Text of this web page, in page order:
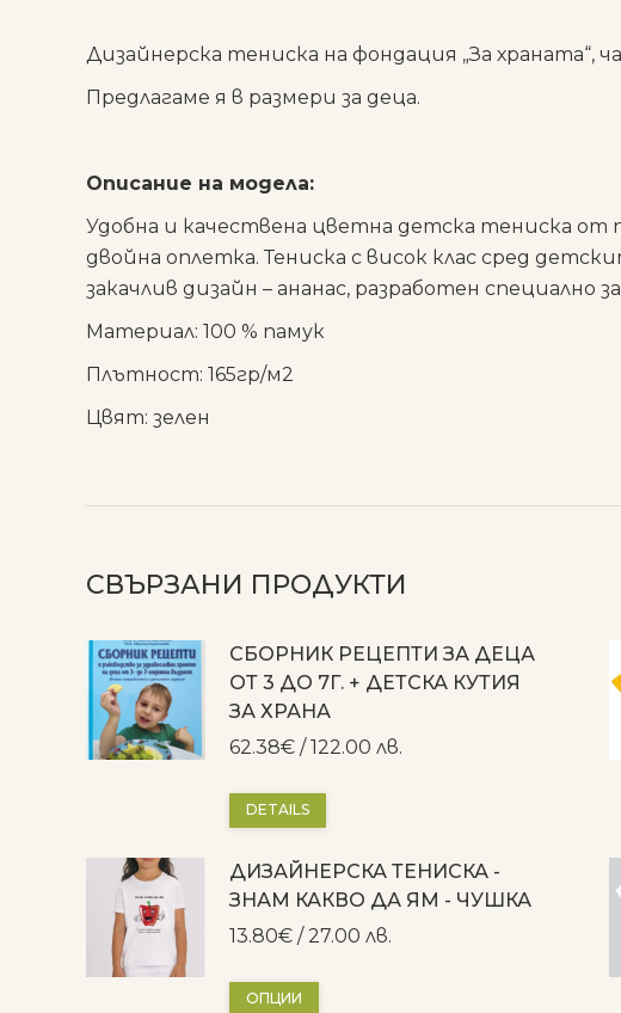
Дизайнерска тениска на фондация „За храната“,
Предлагаме я в размери за деца.
Описание на модела:
Удобна и качествена цветна детска тениска от
двойна оплетка. Тениска с висок клас сред
закачлив дизайн – ананас, разработен специално
Материал: 100 % памук
Плътност: 165гр/м2
Цвят: зелен
СВЪРЗАНИ ПРОДУКТИ
СБОРНИК РЕЦЕПТИ ЗА ДЕЦА
ОТ 3 ДО 7Г. + ДЕТСКА КУТИЯ
ЗА ХРАНА
62.38€ / 122.00 лв.
DETAILS
ДИЗАЙНЕРСКА ТЕНИСКА -
ЗНАМ КАКВО ДА ЯМ - ЧУШКА
13.80€ / 27.00 лв.
ОПЦИИ